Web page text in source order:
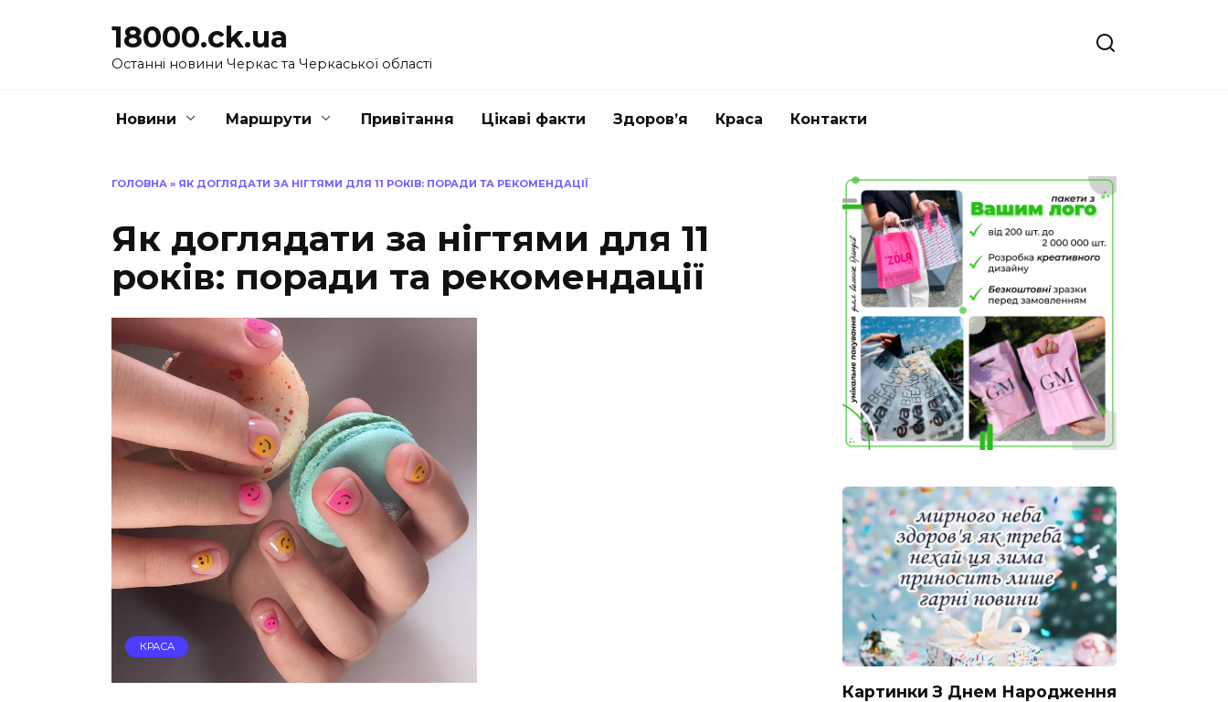
18000.ck.ua
Останні новини Черкас та Черкаської області
Новини Маршрути Привітання Цікаві факти Здоров’я Краса Контакти
ГОЛОВНА » ЯК ДОГЛЯДАТИ ЗА НІГТЯМИ ДЛЯ 11 РОКІВ: ПОРАДИ ТА РЕКОМЕНДАЦІЇ
Як доглядати за нігтями для 11
років: поради та рекомендації
КРАСА
Картинки З Днем Народження